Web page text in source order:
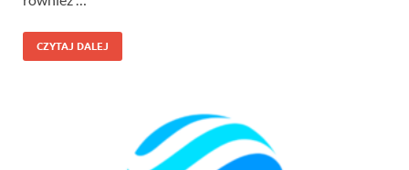
CZYTAJ DALEJ